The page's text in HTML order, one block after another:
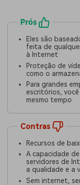
Prós
Eles são
feita de
à Internet
Proteção de
como o
Para grandes
escritórios,
mesmo tempo
Contras
Recursos de
A capacidade
servidores de
a qualidade e a
Sem internet,